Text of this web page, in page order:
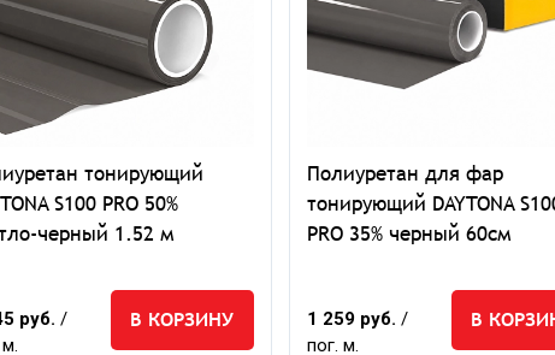
тонирующий
S100 PRO 50%
черный 1.52 м
руб. /
В КОРЗИНУ
Полиуретан для фар
тонирующий DAYTONA
PRO 35% черный 60см
1 259 руб. /
пог. м.
В